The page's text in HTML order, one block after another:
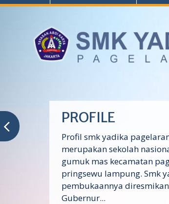
PROFILE
Profil smk yadika
merupakan sekolah
gumuk mas kecamatan
pringsewu lampung. Smk
pembukaannya
Gubernur...